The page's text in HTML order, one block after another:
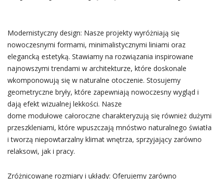
Modernistyczny design: Nasze projekty wyróżniają się
nowoczesnymi formami, minimalistycznymi liniami oraz
elegancką estetyką. Stawiamy na rozwiązania inspirowane
najnowszymi trendami w architekturze, które doskonale
wkomponowują się w naturalne otoczenie. Stosujemy
geometryczne bryły, które zapewniają nowoczesny wygląd i
dają efekt wizualnej lekkości. Nasze
dome modułowe całoroczne charakteryzują się również dużymi
przeszkleniami, które wpuszczają mnóstwo naturalnego światła
i tworzą niepowtarzalny klimat wnętrza, sprzyjający zarówno
relaksowi, jak i pracy.
Zróżnicowane rozmiary i układy: Oferujemy zarówno